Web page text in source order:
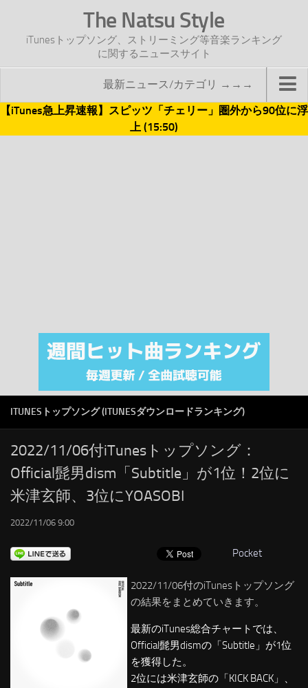
The Natsu Style
iTunesトップソング、ストリーミング等音楽ランキング
に関するニュースサイト
最新ニュース/カテゴリ →→→
TOP
注目カテゴリ
オリジナルiTunes週間トップソング
RSS
LINKS
【iTunes急上昇速報】スピッツ「チェリー」圏外から90位に浮
上 (15:50)
ITUNESトップソング (ITUNESダウンロードランキング)
2022/11/06付iTunesトップソング：
Official髭男dism「Subtitle」が1位！2位に
米津玄師、3位にYOASOBI
2022/11/06 9:00
Pocket
2022/11/06付のiTunesトップソング
の結果をまとめていきます。
最新のiTunes総合チャートでは、
Official髭男dismの「Subtitle」が1位
を獲得した。
2位には米津玄師の「KICK BACK」、